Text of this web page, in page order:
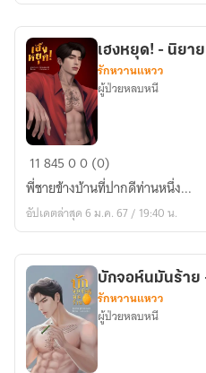
เฮง
หยุด!
-
นิยาย
คน
เสีย
เส้น
เฮงหยุด! - นิยา
รักหวานแหวว
ผู้ป่วยหลบหนี
1184500 (0)
พี่ชายข้างบ้านที่ปากดีท่านหนึ่ง...
อัปเดตล่าสุด 6 ม.ค. 67 / 19:40 น.
บักจอห์นมันร้าย
รักหวานแหวว
ผู้ป่วยหลบหนี